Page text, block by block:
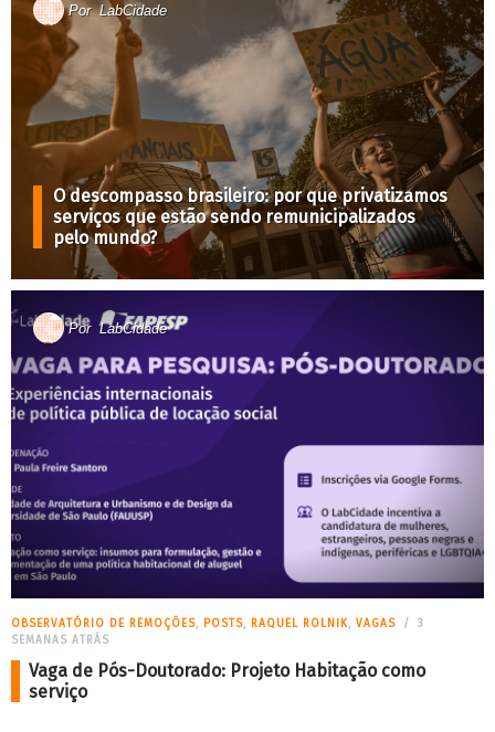
PorLabCidade
O descompasso brasileiro: por que privatizamos
serviços que estão sendo remunicipalizados
pelo mundo?
PorLabCidade
OBSERVATÓRIO DE REMOÇÕES, POSTS, RAQUEL ROLNIK, VAGAS
3
SEMANAS ATRÁS
Vaga de Pós-Doutorado: Projeto Habitação como
serviço